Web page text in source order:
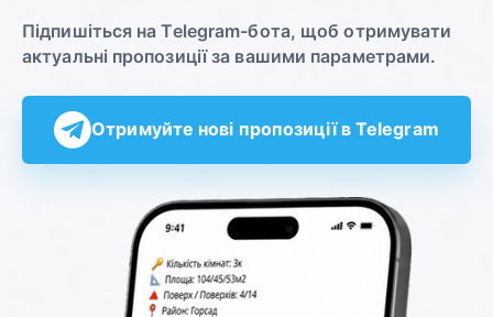
Підпишіться на Telegram-бота, щоб отримувати
актуальні пропозиції за вашими параметрами.
Отримуйте нові пропозиції в Telegram